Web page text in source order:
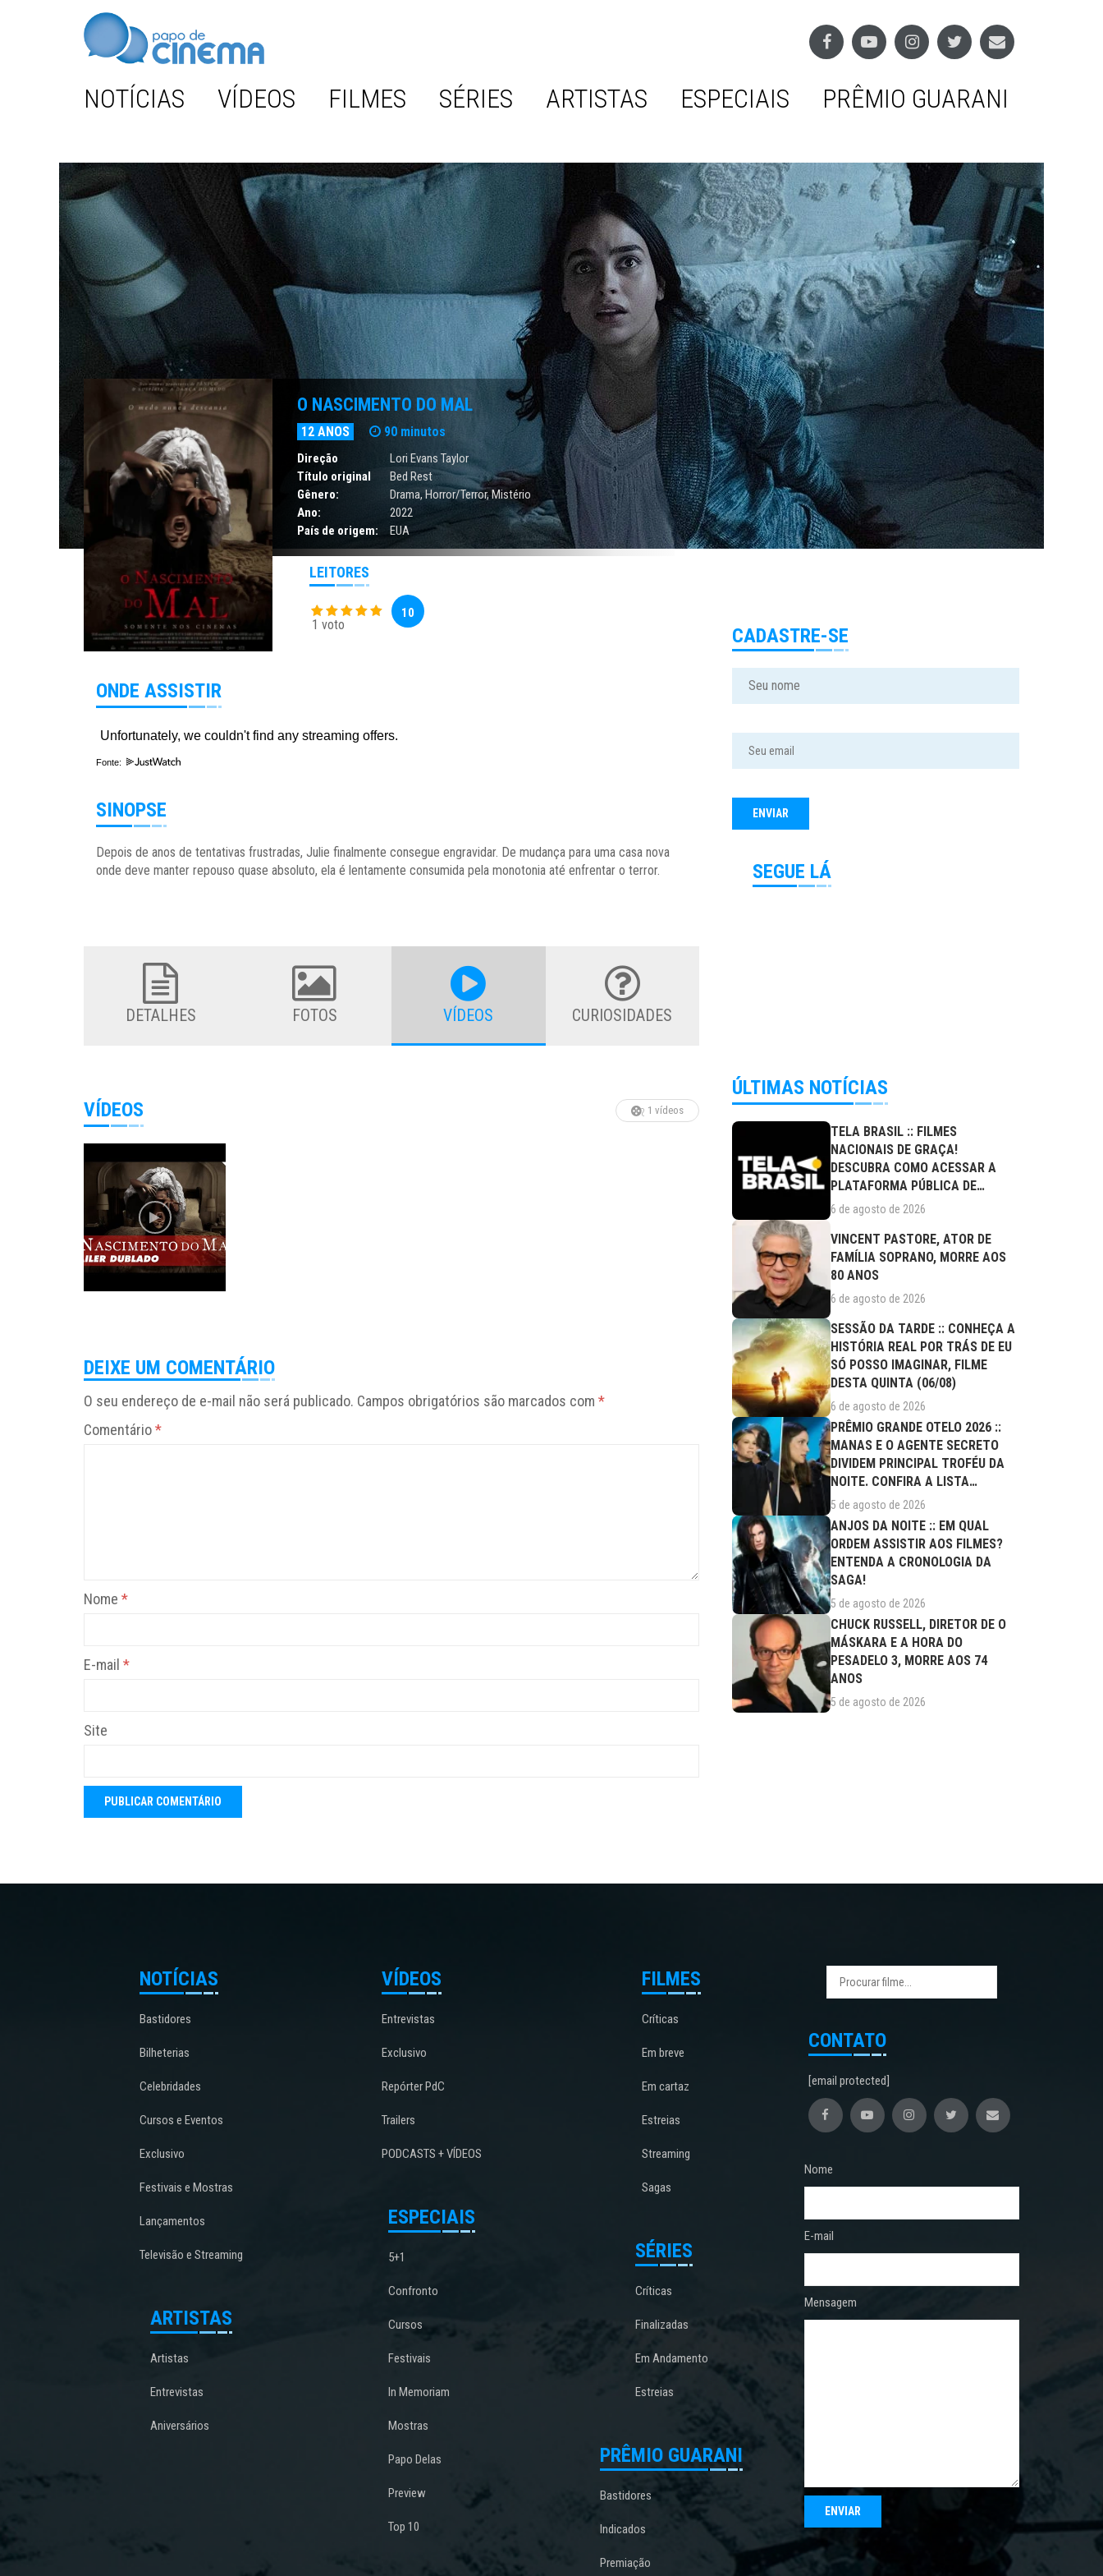
NOTÍCIAS VÍDEOS FILMES SÉRIES ARTISTAS ESPECIAIS PRÊMIO GUARANI
O NASCIMENTO DO MAL
12 ANOS 90 minutos
Direção
Lori Evans Taylor
Título original
Bed Rest
Gênero:
Drama,Horror/Terror,Mistério
Ano:
2022
País de origem:
EUA
LEITORES
1 voto
10
ONDE ASSISTIR
Fonte:
SINOPSE
Depois de anos de tentativas frustradas, Julie finalmente consegue engravidar. De mudança para uma casa nova
onde deve manter repouso quase absoluto, ela é lentamente consumida pela monotonia até enfrentar o terror.
DETALHES FOTOS VÍDEOS CURIOSIDADES
VÍDEOS 1 vídeos
DEIXE UM COMENTÁRIO
O seu endereço de e-mail não será publicado. Campos obrigatórios são marcados com *
Comentário*
Nome *
E-mail *
Site
CADASTRE-SE
SEGUE LÁ
ÚLTIMAS NOTÍCIAS
TELA BRASIL :: FILMES
NACIONAIS DE GRAÇA!
DESCUBRA COMO ACESSAR A
PLATAFORMA PÚBLICA DE
STREAMING
6 de agosto de 2026
VINCENT PASTORE, ATOR DE
FAMÍLIA SOPRANO, MORRE AOS
80 ANOS
6 de agosto de 2026
SESSÃO DA TARDE :: CONHEÇA A
HISTÓRIA REAL POR TRÁS DE EU
SÓ POSSO IMAGINAR, FILME
DESTA QUINTA (06/08)
6 de agosto de 2026
PRÊMIO GRANDE OTELO 2026 ::
MANAS E O AGENTE SECRETO
DIVIDEM PRINCIPAL TROFÉU DA
NOITE. CONFIRA A LISTA
COMPLETA DE...
5 de agosto de 2026
ANJOS DA NOITE :: EM QUAL
ORDEM ASSISTIR AOS FILMES?
ENTENDA A CRONOLOGIA DA
SAGA!
5 de agosto de 2026
CHUCK RUSSELL, DIRETOR DE O
MÁSKARA E A HORA DO
PESADELO 3, MORRE AOS 74
ANOS
5 de agosto de 2026
NOTÍCIAS
Bastidores
Bilheterias
Celebridades
Cursos e Eventos
Exclusivo
Festivais e Mostras
Lançamentos
Televisão e Streaming
ARTISTAS
Artistas
Entrevistas
Aniversários
VÍDEOS
Entrevistas
Exclusivo
Repórter PdC
Trailers
PODCASTS + VÍDEOS
ESPECIAIS
5+1
Confronto
Cursos
Festivais
In Memoriam
Mostras
Papo Delas
Preview
Top 10
FILMES
Críticas
Em breve
Em cartaz
Estreias
Streaming
Sagas
SÉRIES
Críticas
Finalizadas
Em Andamento
Estreias
PRÊMIO GUARANI
Bastidores
Indicados
Premiação
CONTATO
[email protected]
Nome
E-mail
Mensagem